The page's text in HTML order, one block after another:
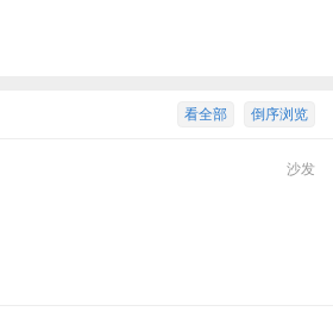
倒序浏览
看全部
沙发